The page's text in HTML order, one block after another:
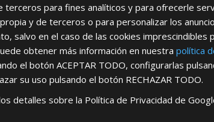
REGÍSTRATE PARA HACERTE
Desdeaquípodrá ver todas las
este formulario y nos pondremos en contacto
terceros para fines analíticos y para ofrecerle
y de terceros o para personalizar los
salvo en el caso de las cookies imprescindibles
obtener más información en nuestra política
el botón ACEPTAR TODO, configurarlas
su uso pulsando el botón RECHAZAR TODO.
detalles sobre la Política de Privacidad de